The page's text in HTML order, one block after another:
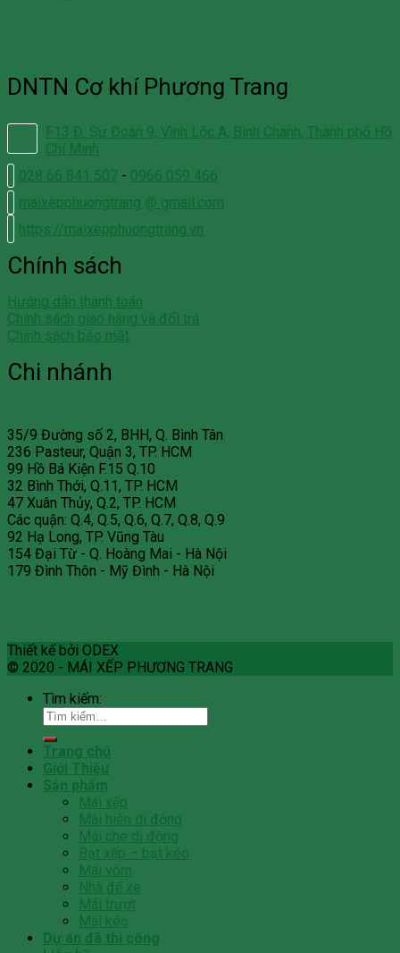
DNTN Cơ khí Phương Trang
F13 Đ. Sư Đoàn 9, Vĩnh Lộc A, Bình Chánh, Thành phố Hồ
Chí Minh
028 66 841 507 - 0966 059 466
maixepphuongtrang @ gmail.com
https://maixepphuongtrang.vn
Chính sách
Hướng dẫn thanh toán
Chính sách giao hàng và đổi trả
Chính sách bảo mật
Chi nhánh
35/9 Đường số 2, BHH, Q. Bình Tân
236 Pasteur, Quận 3, TP. HCM
99 Hồ Bá Kiện F.15 Q.10
32 Bình Thới, Q.11, TP. HCM
47 Xuân Thủy, Q.2, TP. HCM
Các quận: Q.4, Q.5, Q.6, Q.7, Q.8, Q.9
92 Hạ Long, TP. Vũng Tàu
154 Đại Từ - Q. Hoàng Mai - Hà Nội
179 Đình Thôn - Mỹ Đình - Hà Nội
Thiết kế bởi ODEX
© 2020 - MÁI XẾP PHƯƠNG TRANG
Tìm kiếm:
Trang chủ
Giới Thiệu
Sản phẩm
Mái xếp
Mái hiên di động
Mái che di động
Bạt xếp – bạt kéo
Mái vòm
Nhà để xe
Mái trượt
Mái kéo
Dự án đã thi công